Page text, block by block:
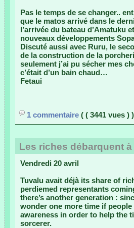
Pas le temps de se changer..
que le matos arrivé dans le
l’arrivée du bateau d’Amatuku
nouveaux développements
Discuté aussi avec Ruru, le
de la construction de la
seulement j’ai pu sécher mes
c’était d’un bain chaud…
Fetaui
1 commentaire ( ( 3441 vues ) )
Les riches débarquent
Vendredi 20 avril
Tuvalu avait déjà its share of
perdiemed representants
there’s another generation :
wonder one more time if
awareness in order to help the
sorcerer.